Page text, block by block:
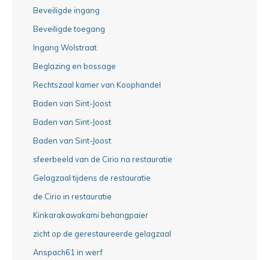
Beveiligde ingang
Beveiligde toegang
Ingang Wolstraat
Beglazing en bossage
Rechtszaal kamer van Koophandel
Baden van Sint-Joost
Baden van Sint-Joost
Baden van Sint-Joost
sfeerbeeld van de Cirio na restauratie
Gelagzaal tijdens de restauratie
de Cirio in restauratie
Kinkarakawakami behangpaier
zicht op de gerestaureerde gelagzaal
Anspach61 in werf